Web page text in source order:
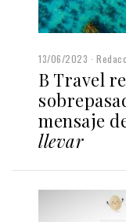
13/06/2023
B Travel
mensaje
llevar